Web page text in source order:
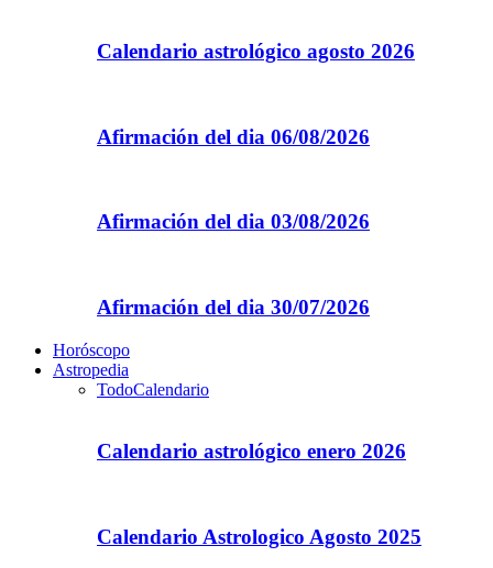
Calendario astrológico agosto 2026
Afirmación del dia 06/08/2026
Afirmación del dia 03/08/2026
Afirmación del dia 30/07/2026
Horóscopo
Astropedia
TodoCalendario
Calendario astrológico enero 2026
Calendario Astrologico Agosto 2025